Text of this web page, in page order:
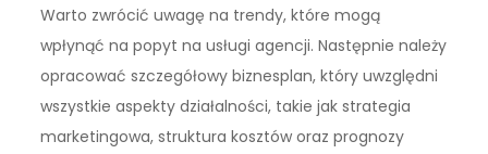
Warto zwrócić uwagę na trendy, które mogą
wpłynąć na popyt na usługi agencji. Następnie należy
opracować szczegółowy biznesplan, który uwzględni
wszystkie aspekty działalności, takie jak strategia
marketingowa, struktura kosztów oraz prognozy